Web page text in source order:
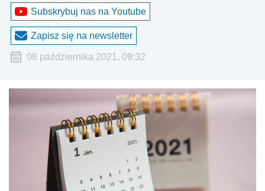
Subskrybuj nas na Youtube
Zapisz się na newsletter
08 października 2021, 09:32